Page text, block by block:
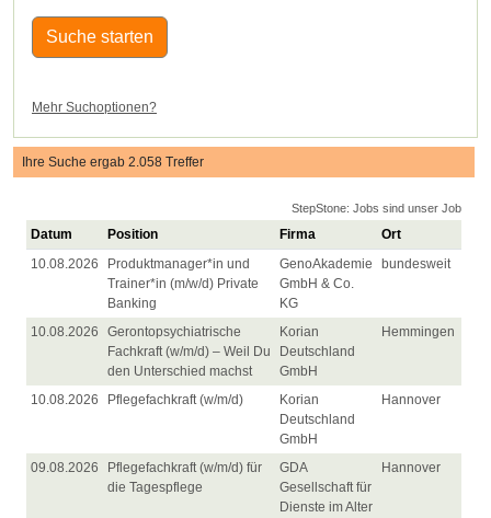
Suche starten
Mehr Suchoptionen?
Ihre Suche ergab 2.058 Treffer
StepStone: Jobs sind unser Job
Datum Position Firma
Ort
10.08.2026
Produktmanager*in und
Trainer*in (m/w/d) Private
Banking
GenoAkademie
GmbH & Co.
KG
bundesweit
10.08.2026
Gerontopsychiatrische
Fachkraft (w/m/d) – Weil Du
den Unterschied machst
Korian
Deutschland
GmbH
Hemmingen
10.08.2026 Pflegefachkraft (w/m/d)
Korian
Deutschland
GmbH
Hannover
09.08.2026
Pflegefachkraft (w/m/d) für
die Tagespflege
GDA
Gesellschaft für
Dienste im Alter
Hannover